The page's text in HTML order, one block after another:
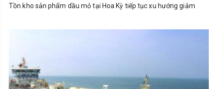
Tồn kho sản phẩm dầu mỏ tại Hoa Kỳ tiếp tục xu hướng giảm